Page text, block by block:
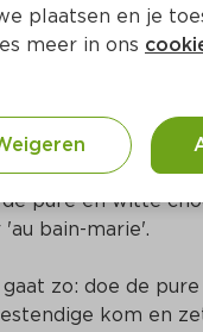
de pure en witte
'au bain-marie'.
gaat zo: doe de
kom en
plaatsen en je
meer in ons